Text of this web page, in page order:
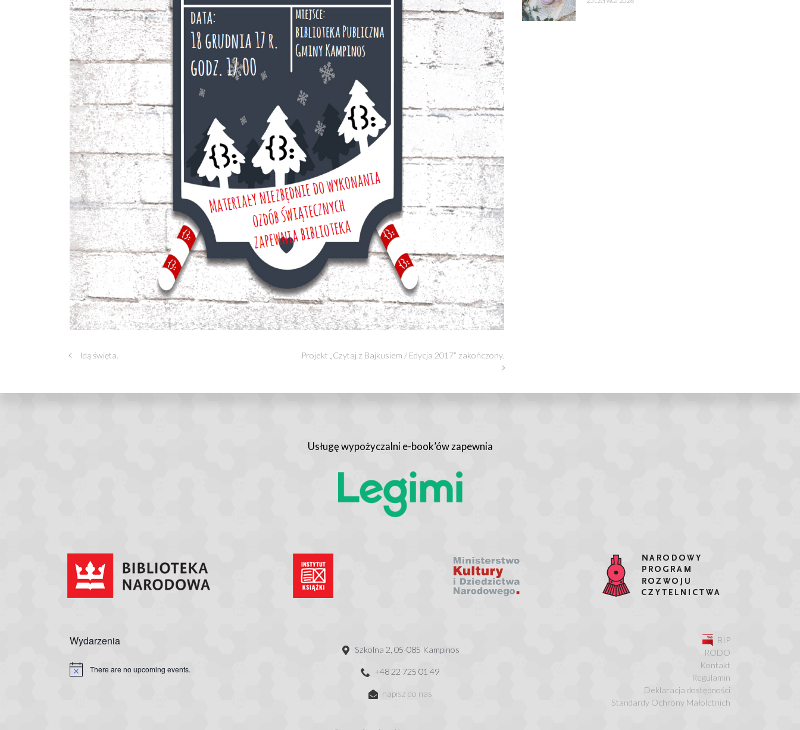
Idą święta. Projekt „Czytaj z Bajkusiem / Edycja 2017” zakończony.
Usługę wypożyczalni e-book’ów zapewnia
Wydarzenia
There are no upcoming events.
Szkolna 2, 05-085 Kampinos
+48 22 725 01 49
napisz do nas
BIP
RODO
Kontakt
Regulamin
Deklaracja dostępności
Standardy Ochrony Małoletnich